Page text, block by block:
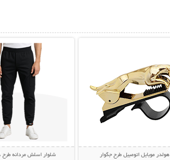
هولدر موبایل اتومبیل طرح جگوار شلوار اسلش مردانه طرح ALPHA